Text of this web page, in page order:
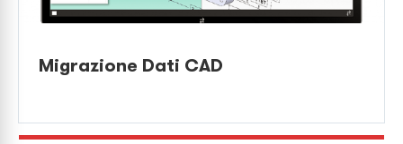
Migrazione Dati CAD